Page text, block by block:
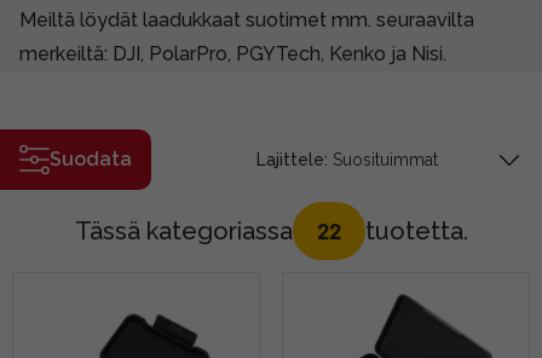
Meiltä löydät laadukkaat suotimet mm. seuraavilta
merkeiltä: DJI, PolarPro, PGYTech, Kenko ja Nisi.
Suodata Lajittele:
Tässä kategoriassa 22 tuotetta.